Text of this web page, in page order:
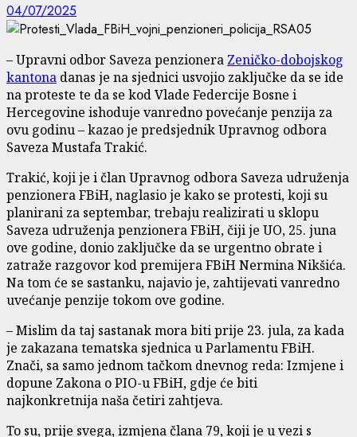
04/07/2025
– Upravni odbor Saveza penzionera Zeničko-dobojskog
kantona danas je na sjednici usvojio zaključke da se ide
na proteste te da se kod Vlade Federcije Bosne i
Hercegovine ishoduje vanredno povećanje penzija za
ovu godinu – kazao je predsjednik Upravnog odbora
Saveza Mustafa Trakić.
Trakić, koji je i član Upravnog odbora Saveza udruženja
penzionera FBiH, naglasio je kako se protesti, koji su
planirani za septembar, trebaju realizirati u sklopu
Saveza udruženja penzionera FBiH, čiji je UO, 25. juna
ove godine, donio zaključke da se urgentno obrate i
zatraže razgovor kod premijera FBiH Nermina Nikšića.
Na tom će se sastanku, najavio je, zahtijevati vanredno
uvećanje penzije tokom ove godine.
– Mislim da taj sastanak mora biti prije 23. jula, za kada
je zakazana tematska sjednica u Parlamentu FBiH.
Znači, sa samo jednom tačkom dnevnog reda: Izmjene i
dopune Zakona o PIO-u FBiH, gdje će biti
najkonkretnija naša četiri zahtjeva.
To su, prije svega, izmjena člana 79, koji je u vezi s